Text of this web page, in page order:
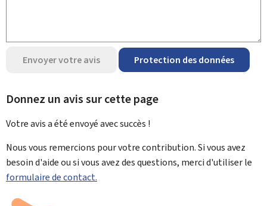
Envoyer votre avis Protection des données
Donnez un avis sur cette page
Votre avis a été envoyé avecsuccès !
Nous vous remercions pour votre contribution. Si vous avez
besoin d'aide ou si vous avez des questions, merci d'utiliser le
formulaire de contact.